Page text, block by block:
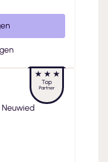
Neuwied